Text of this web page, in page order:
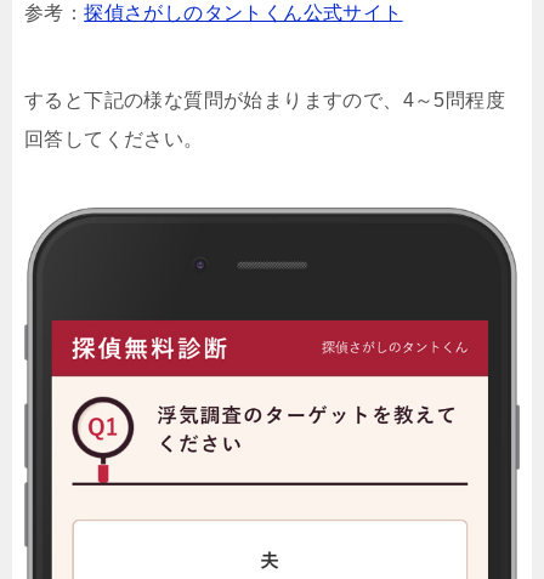
参考：探偵さがしのタントくん公式サイト
すると下記の様な質問が始まりますので、4～5問程度
回答してください。